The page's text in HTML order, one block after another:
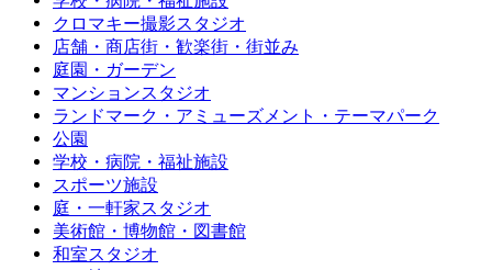
クロマキー撮影スタジオ
店舗・商店街・歓楽街・街並み
庭園・ガーデン
マンションスタジオ
ランドマーク・アミューズメント・テーマパーク
公園
学校・病院・福祉施設
スポーツ施設
庭・一軒家スタジオ
美術館・博物館・図書館
和室スタジオ